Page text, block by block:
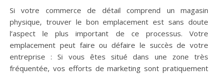
Si votre commerce de détail comprend un magasin
physique, trouver le bon emplacement est sans doute
l’aspect le plus important de ce processus. Votre
emplacement peut faire ou défaire le succès de votre
entreprise : Si vous êtes situé dans une zone très
fréquentée, vos efforts de marketing sont pratiquement